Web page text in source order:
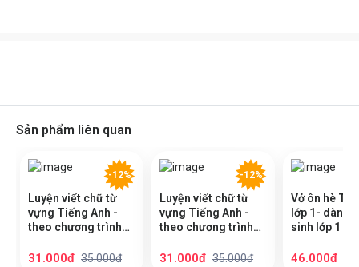
Sản phẩm liên quan
-12%
Luyện viết chữ từ
vựng Tiếng Anh -
theo chương trình
31.000đ 35.000đ
-12%
Luyện viết chữ từ
vựng Tiếng Anh -
theo chương trình
31.000đ 35.000đ
Vở ôn hè
lớp 1- dành
sinh lớp 1
SGK mới
46.000đ